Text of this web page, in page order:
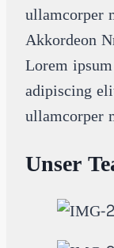
ullamcorper
Akkordeon
Lorem
adipiscing
ullamcorper
Unser